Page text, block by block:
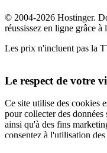
© 2004-2026 Hostinger.
réussissez en ligne grâce
Les prix n'incluent pas la
Le respect de votre
Ce site utilise des cookies
pour collecter des
ainsi qu'à des fins
consentez à l'utilisation